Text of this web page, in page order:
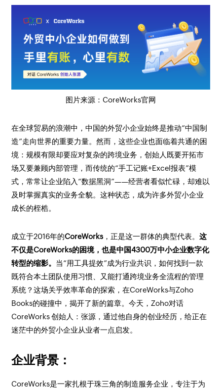
图片来源：CoreWorks官网
在全球贸易的浪潮中，中国的外贸小企业始终是推动“中国制
造”走向世界的重要力量。然而，这些企业也面临着共通的困
境：规模有限却要应对复杂的跨境业务，创始人既要开拓市
场又要兼顾内部管理，而传统的“手工记账+Excel报表”模
式，常常让企业陷入“数据黑洞”——经营者看似忙碌，却难以
及时掌握真实的业务全貌。这种状态，成为许多外贸小企业
成长的桎梏。
成立于2016年的CoreWorks，正是这一群体的典型代表。 这
不仅是CoreWorks的困境，也是中国4300万中小企业数字化
转型的缩影。 当“用工具提效”成为行业共识，如何找到一款
既符合本土团队使用习惯、又能打通跨境业务全流程的管理
系统？这场关乎效率革命的探索，在CoreWorks与Zoho
Books的碰撞中，揭开了新的篇章。今天，Zoho对话
CoreWorks 创始人：张源，通过他自身的创业经历，给正在
迷茫中的外贸小企业从业者一点启发。
企业背景：
CoreWorks是一家扎根于珠三角的制造服务企业，专注于为